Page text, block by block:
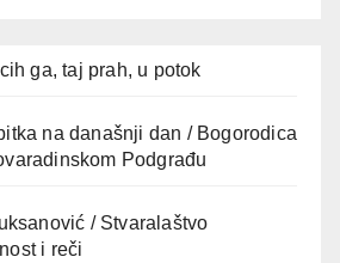
ga, taj prah, u potok
na današnji dan / Bogorodica
Podgrađu
/ Stvaralaštvo
i reči